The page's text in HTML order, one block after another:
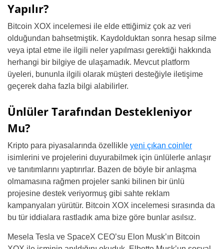
Yapılır?
Bitcoin XOX incelemesi ile elde ettiğimiz çok az veri
olduğundan bahsetmiştik. Kaydolduktan sonra hesap silme
veya iptal etme ile ilgili neler yapılması gerektiği hakkında
herhangi bir bilgiye de ulaşamadık. Mevcut platform
üyeleri, bununla ilgili olarak müşteri desteğiyle iletişime
geçerek daha fazla bilgi alabilirler.
Ünlüler Tarafından Destekleniyor
Mu?
Kripto para piyasalarında özellikle yeni çıkan coinler
isimlerini ve projelerini duyurabilmek için ünlülerle anlaşır
ve tanıtımlarını yaptırırlar. Bazen de böyle bir anlaşma
olmamasına rağmen projeler sanki bilinen bir ünlü
projesine destek veriyormuş gibi sahte reklam
kampanyaları yürütür. Bitcoin XOX incelemesi sırasında da
bu tür iddialara rastladık ama bize göre bunlar asılsız.
Mesela Tesla ve SpaceX CEO’su Elon Musk’ın Bitcoin